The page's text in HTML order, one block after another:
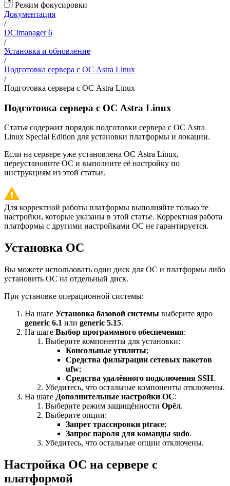
Режим фокусировки
Документация
/
DCImanager 6
/
Установка и обновление
/
Подготовка сервера с ОС Astra Linux
/
Подготовка сервера с ОС Astra Linux
Подготовка сервера с ОС Astra Linux
Статья содержит порядок подготовки сервера с ОС Astra
Linux Special Edition для установки платформы и локации.
Если на сервере уже установлена ОС Astra Linux,
переустановите ОС и выполните её настройку по
инструкциям из этой статьи.
Для корректной работы платформы выполняйте только те
настройки, которые указаны в этой статье. Корректная работа
платформы с другими настройками ОС не гарантируется.
Установка ОС
Вы можете использовать один диск для ОС и платформы либо
установить ОС на отдельный диск.
При установке операционной системы:
На шаге Установка базовой системы выберите ядро
generic 6.1 или generic 5.15.
На шаге Выбор программного обеспечения:
Выберите компоненты для установки:
Консольные утилиты;
Средства фильтрации сетевых пакетов
ufw;
Средства удалённого подключения SSH.
Убедитесь, что остальные компоненты отключены.
На шаге Дополнительные настройки ОС:
Выберите режим защищённости Орёл.
Выберите опции:
Запрет траcсировки ptrace;
Запрос пароля для команды sudo.
Убедитесь, что остальные опции отключены.
Настройка ОС на сервере с
платформой